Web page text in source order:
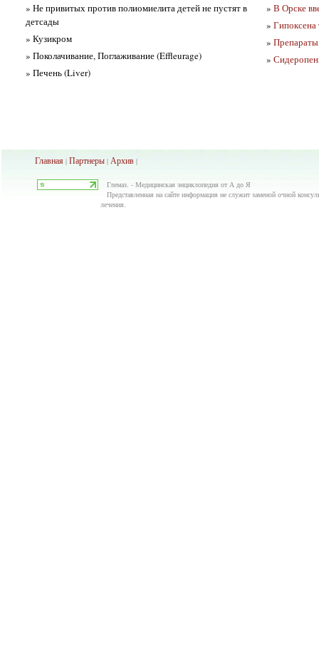
» Не привитых против полиомиелита детей не пустят в
детсады
» Кузикром
» Поколачивание, Поглаживание (Effleurage)
» Печень (Liver)
» В Орске
» Гипоксена
»
»
Главная | Партнеры | Архив |
Глемаз. - Медицинская энциклопедия от А до Я
Представленная на сайте информация не служит заменой очной
лечения.